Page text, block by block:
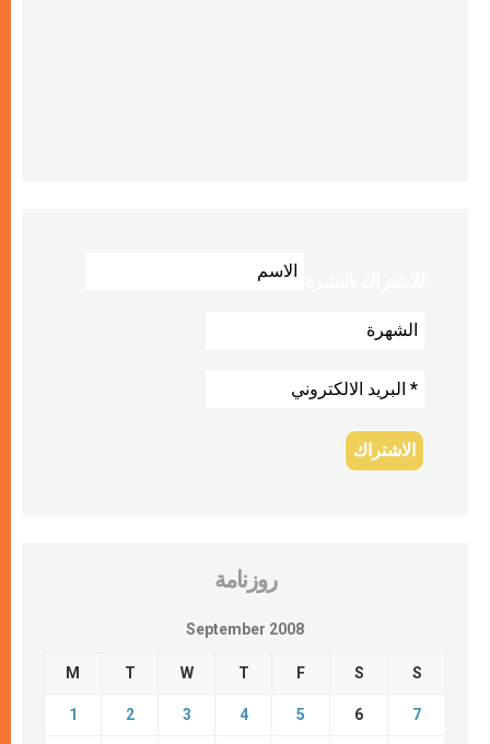
روزنامة
September 2008
M T W T F S S
1 2 3 4 5 6 7